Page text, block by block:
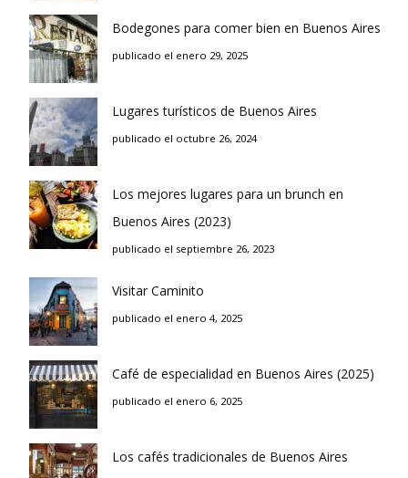
Bodegones para comer bien en Buenos Aires
publicado el enero 29, 2025
Lugares turísticos de Buenos Aires
publicado el octubre 26, 2024
Los mejores lugares para un brunch en
Buenos Aires (2023)
publicado el septiembre 26, 2023
Visitar Caminito
publicado el enero 4, 2025
Café de especialidad en Buenos Aires (2025)
publicado el enero 6, 2025
Los cafés tradicionales de Buenos Aires